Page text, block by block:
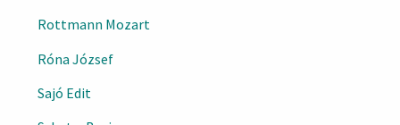
Rottmann Mozart
Róna József
Sajó Edit